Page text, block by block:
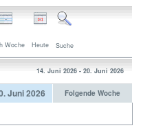
Woche Heute Suche
14. Juni 2026 - 20. Juni 2026
Juni 2026 Folgende Woche